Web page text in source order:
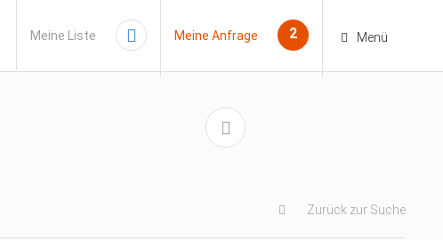
Meine Liste Meine Anfrage 2 Menü
Zurück zur Suche